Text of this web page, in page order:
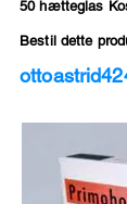
50 hætteglas
Bestil dette